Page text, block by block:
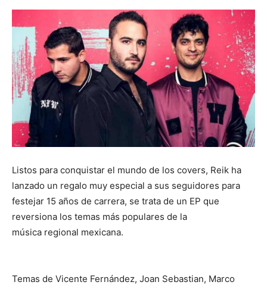
Listos para conquistar el mundo de los covers, Reik ha
lanzado un regalo muy especial a sus seguidores para
festejar 15 años de carrera, se trata de un EP que
reversiona los temas más populares de la
música regional mexicana.
Temas de Vicente Fernández, Joan Sebastian, Marco